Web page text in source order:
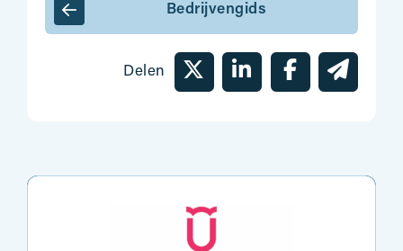
Bedrijvengids
Delen